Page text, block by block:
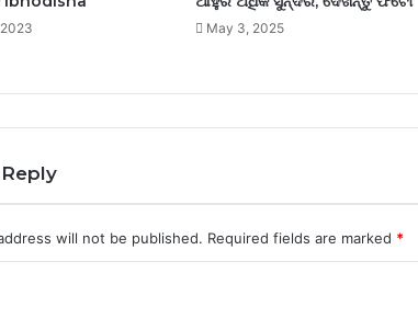
May 3, 2025
will not be published. Required fields are marked *